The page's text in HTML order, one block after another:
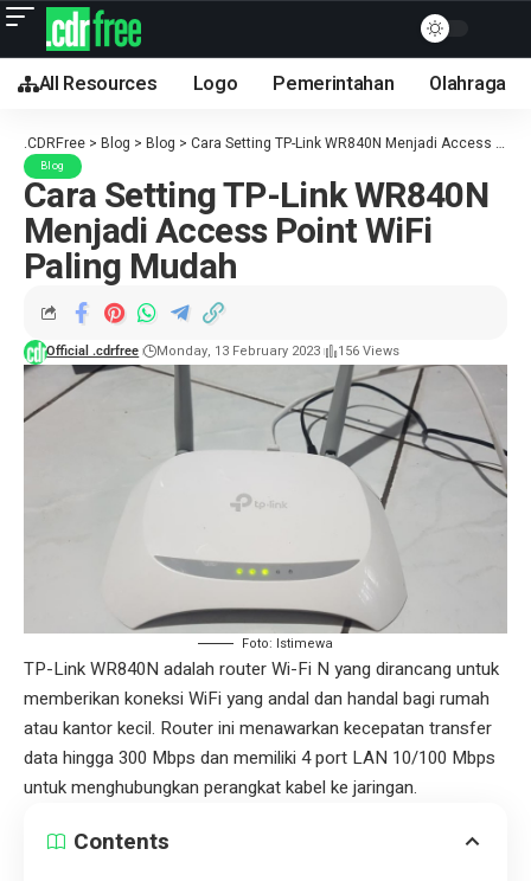
All Resources Logo Pemerintahan Olahraga
.CDRFree > Blog > Blog > Cara Setting TP-Link WR840N Menjadi Access Point WiFi Paling Mudah
Blog
Cara Setting TP-Link WR840N
Menjadi Access Point WiFi
Paling Mudah
Official .cdrfree Monday, 13 February 2023 156 Views
Foto: Istimewa
TP-Link WR840N adalah router Wi-Fi N yang dirancang untuk
memberikan koneksi WiFi yang andal dan handal bagi rumah
atau kantor kecil. Router ini menawarkan kecepatan transfer
data hingga 300 Mbps dan memiliki 4 port LAN 10/100 Mbps
untuk menghubungkan perangkat kabel ke jaringan.
Contents